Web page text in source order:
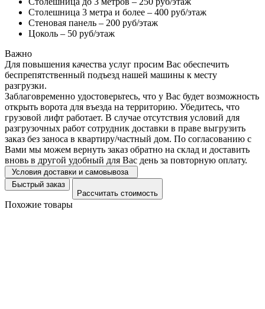
Столешница 3 метра и более – 400 руб/этаж
Стеновая панель – 200 руб/этаж
Цоколь – 50 руб/этаж
Важно
Для повышения качества услуг просим Вас обеспечить
беспрепятственный подъезд нашей машины к месту
разгрузки.
Заблаговременно удостоверьтесь, что у Вас будет возможность
открыть ворота для въезда на территорию. Убедитесь, что
грузовой лифт работает. В случае отсутствия условий для
разгрузочных работ сотрудник доставки в праве выгрузить
заказ без заноса в квартиру/частный дом. По согласованию с
Вами мы можем вернуть заказ обратно на склад и доставить
вновь в другой удобный для Вас день за повторную оплату.
Условия доставки и самовывоза
Быстрый заказ
Рассчитать стоимость
Похожие товары